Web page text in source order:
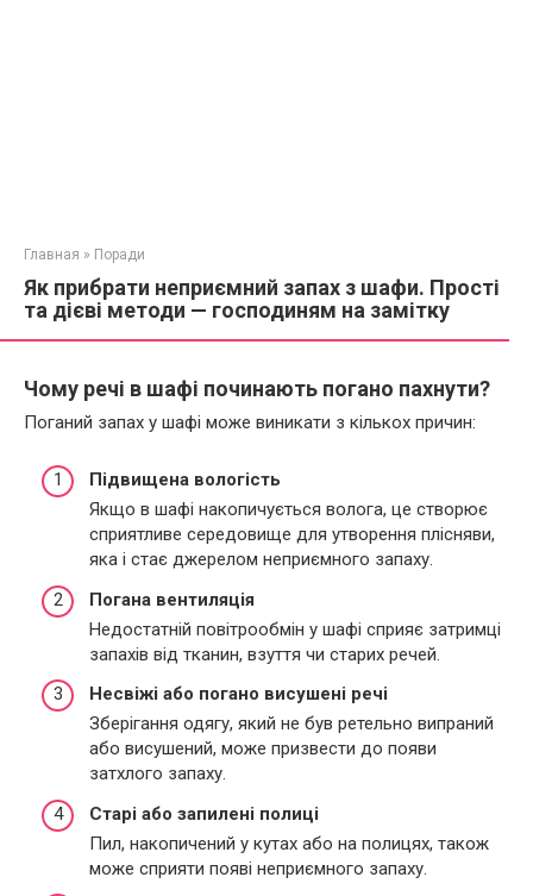
Главная » Поради
Як прибрати неприємний запах з шафи. Прості
та дієві методи — господиням на замітку
Чому речі в шафі починають погано пахнути?
Поганий запах у шафі може виникати з кількох причин:
Підвищена вологість
Якщо в шафі накопичується волога, це створює
сприятливе середовище для утворення плісняви,
яка і стає джерелом неприємного запаху.
Погана вентиляція
Недостатній повітрообмін у шафі сприяє затримці
запахів від тканин, взуття чи старих речей.
Несвіжі або погано висушені речі
Зберігання одягу, який не був ретельно випраний
або висушений, може призвести до появи
затхлого запаху.
Старі або запилені полиці
Пил, накопичений у кутах або на полицях, також
може сприяти появі неприємного запаху.